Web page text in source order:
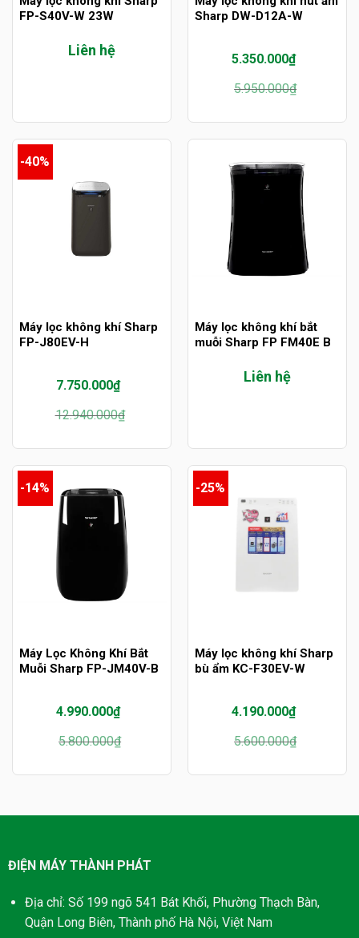
FP-S40V-W 23W
Liên hệ
Sharp DW-D12A-W
5.950.000₫
Giá
gốc
5.950.000₫.
5.350.000₫
Giá
hiện
là:
5.350.000₫.
-40%
Máy lọc không khí Sharp
FP-J80EV-H
12.940.000₫
Giá
gốc
12.940.000₫.
7.750.000₫
Giá
hiện
là:
7.750.000₫.
Máy lọc không khí bắt
muỗi Sharp FP FM40E B
Liên hệ
-14%
Máy Lọc Không Khí Bắt
Muỗi Sharp FP-JM40V-B
5.800.000₫
Giá
gốc
5.800.000₫.
4.990.000₫
Giá
hiện
là:
-25%
Máy lọc không khí Sharp
bù ẩm KC-F30EV-W
5.600.000₫
Giá
gốc
5.600.000₫.
4.190.000₫
Giá
hiện
là:
ĐIỆN MÁY THÀNH PHÁT
Địa chỉ: Số 199 ngõ 541 Bát Khối, Phường Thạch Bàn,
Quận Long Biên, Thành phố Hà Nội, Việt Nam